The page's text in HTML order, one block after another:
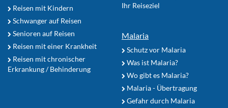
Reisen mit Kindern
Schwanger auf Reisen
Senioren auf Reisen
Reisen mit einer Krankheit
Reisen mit chronischer
Erkrankung / Behinderung
Ihr Reiseziel
Malaria
Schutz vor Malaria
Was ist Malaria?
Wo gibt es Malaria?
Malaria - Übertragung
Gefahr durch Malaria